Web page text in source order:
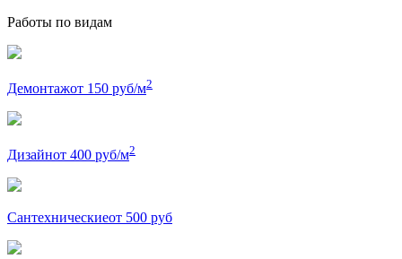
Работы по видам
Демонтажот 150 руб/м2
Дизайнот 400 руб/м2
Сантехническиеот 500 руб